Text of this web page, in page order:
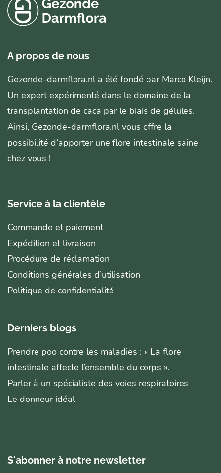
A propos de nous
Gezonde-darmflora.nl a été fondé par Marco Kleijn.
Un expert expérimenté dans le domaine de la
transplantation de caca par le biais de gélules.
Ainsi, Gezonde-darmflora.nl vous offre la
possibilité d’apporter une flore intestinale saine
chez vous !
Service à la clientèle
Commande et paiement
Expédition et livraison
Procédure de réclamation
Conditions générales d’utilisation
Politique de confidentialité
Derniers blogs
Prendre poo contre les maladies : « La flore
intestinale affecte l’ensemble du corps ».
Parler à un spécialiste des voies respiratoires
Le donneur idéal
S'abonner à notre newsletter